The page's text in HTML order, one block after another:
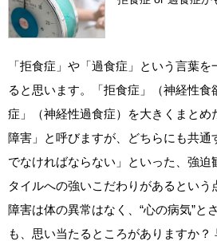
「拒食症」や「過食症」という言葉
ると思います。「拒食症」（神経性食
症」（神経性過食症）を大きくまとめ
障害」と呼びますが、どちらにも共通
でなければならない」といった、強迫
タイルへの強いこだわりがあるという
障害は体の異常はなく、“心の病気”と
も、思い当たるところがありますか？